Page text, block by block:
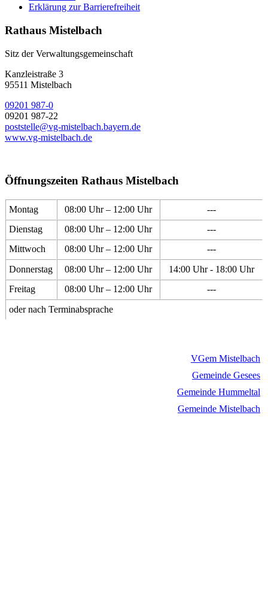
Erklärung zur Barrierefreiheit
Rathaus Mistelbach
Sitz der Verwaltungsgemeinschaft
Kanzleistraße 3
95511 Mistelbach
09201 987-0
09201 987-22
poststelle@vg-mistelbach.bayern.de
www.vg-mistelbach.de
Öffnungszeiten Rathaus Mistelbach
Montag 08:00 Uhr – 12:00 Uhr
---
Dienstag
08:00 Uhr – 12:00 Uhr
---
Mittwoch
08:00 Uhr – 12:00 Uhr
---
Donnerstag
08:00 Uhr – 12:00 Uhr
14:00 Uhr - 18:00 Uhr
Freitag
08:00 Uhr – 12:00 Uhr
---
oder nach Terminabsprache
VGem Mistelbach
Gemeinde Gesees
Gemeinde Hummeltal
Gemeinde Mistelbach